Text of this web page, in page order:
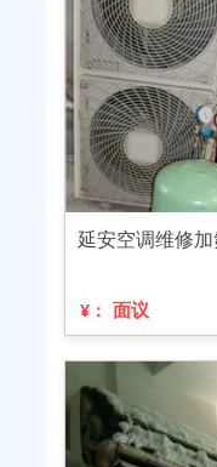
延安空调维修
¥： 面议